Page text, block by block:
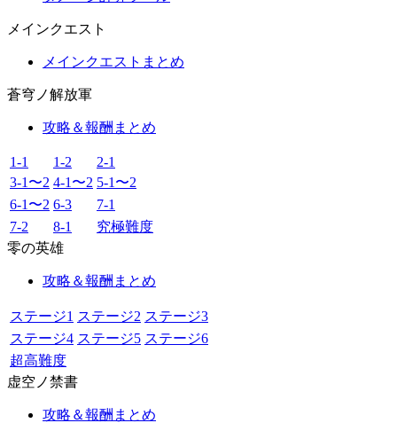
メインクエスト
メインクエストまとめ
蒼穹ノ解放軍
攻略＆報酬まとめ
1-1 1-2
2-1
3-1〜2 4-1〜2 5-1〜2
6-1〜2 6-3
7-1
7-2
8-1
究極難度
零の英雄
攻略＆報酬まとめ
ステージ1 ステージ2 ステージ3
ステージ4 ステージ5 ステージ6
超高難度
虚空ノ禁書
攻略＆報酬まとめ